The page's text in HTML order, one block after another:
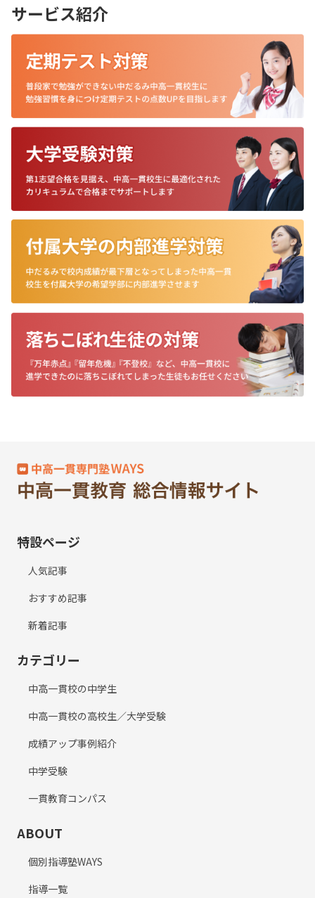
サービス紹介
特設ページ
人気記事
おすすめ記事
新着記事
カテゴリー
中高一貫校の中学生
中高一貫校の高校生／大学受験
成績アップ事例紹介
中学受験
一貫教育コンパス
ABOUT
個別指導塾WAYS
指導一覧